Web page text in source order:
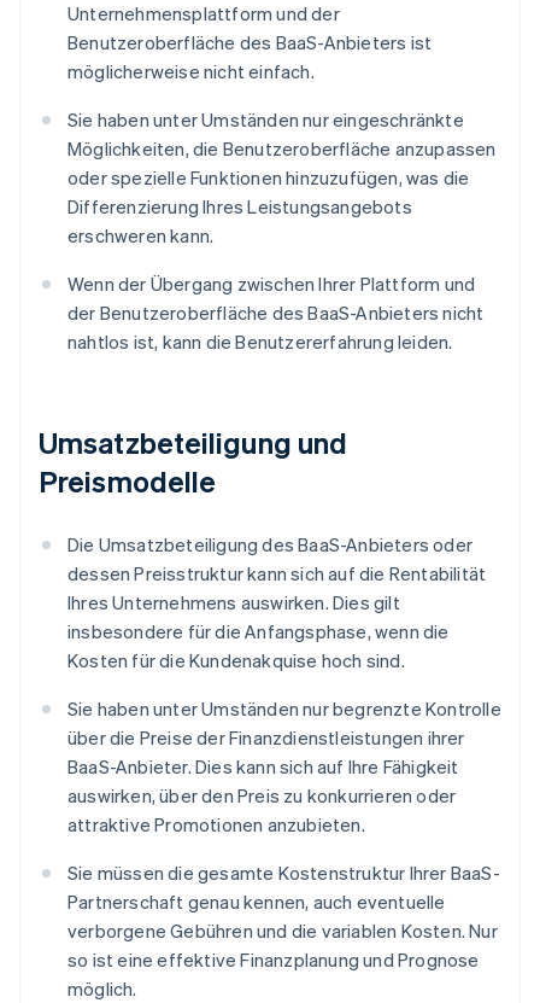
Unternehmensplattform und der
Benutzeroberfläche des BaaS-Anbieters ist
möglicherweise nicht einfach.
Sie haben unter Umständen nur eingeschränkte
Möglichkeiten, die Benutzeroberfläche anzupassen
oder spezielle Funktionen hinzuzufügen, was die
Differenzierung Ihres Leistungsangebots
erschweren kann.
Wenn der Übergang zwischen Ihrer Plattform und
der Benutzeroberfläche des BaaS-Anbieters nicht
nahtlos ist, kann die Benutzererfahrung leiden.
Umsatzbeteiligung und
Preismodelle
Die Umsatzbeteiligung des BaaS-Anbieters oder
dessen Preisstruktur kann sich auf die Rentabilität
Ihres Unternehmens auswirken. Dies gilt
insbesondere für die Anfangsphase, wenn die
Kosten für die Kundenakquise hoch sind.
Sie haben unter Umständen nur begrenzte Kontrolle
über die Preise der Finanzdienstleistungen ihrer
BaaS-Anbieter. Dies kann sich auf Ihre Fähigkeit
auswirken, über den Preis zu konkurrieren oder
attraktive Promotionen anzubieten.
Sie müssen die gesamte Kostenstruktur Ihrer BaaS-
Partnerschaft genau kennen, auch eventuelle
verborgene Gebühren und die variablen Kosten. Nur
so ist eine effektive Finanzplanung und Prognose
möglich.